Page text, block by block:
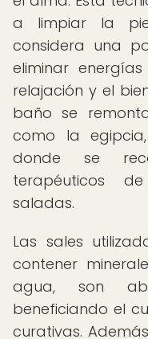
a limpiar la
considera una
eliminar
relajación y el
baño se
como la
donde se
terapéuticos
saladas.
Las sales
contener
agua, son
beneficiando el
curativas.